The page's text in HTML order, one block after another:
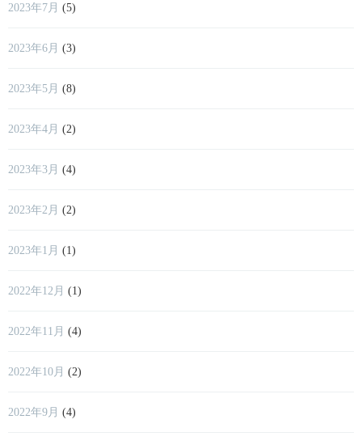
2023年7月 (5)
2023年6月 (3)
2023年5月 (8)
2023年4月 (2)
2023年3月 (4)
2023年2月 (2)
2023年1月 (1)
2022年12月 (1)
2022年11月 (4)
2022年10月 (2)
2022年9月 (4)